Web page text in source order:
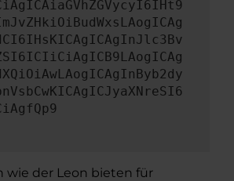
wie der Leon bieten für